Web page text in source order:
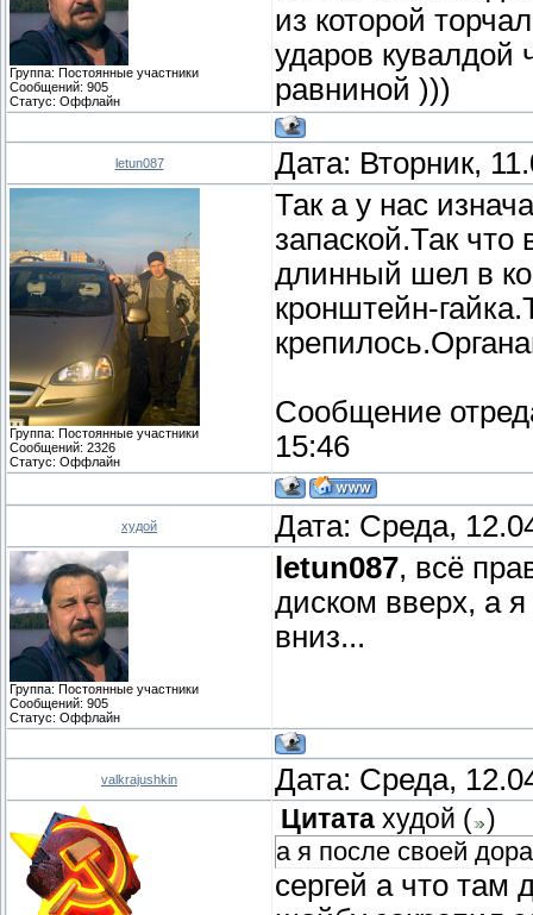
Группа: Постоянные участники
Сообщений: 905
Статус: Оффлайн
из которой
ударов кувалдой
равниной )))
letun087 Дата: Вторник,
Группа: Постоянные участники
Сообщений: 2326
Статус: Оффлайн
Так а у нас
запаской.Так
длинный шел в
кронштейн-
Сообщение
15:46
худой Дата: Среда,
Группа: Постоянные участники
Сообщений: 905
Статус: Оффлайн
letun087, всё
диском вверх, а
вниз...
valkrajushkin Дата: Среда,
Цитата худой ( )
а я после своей
сергей а что там